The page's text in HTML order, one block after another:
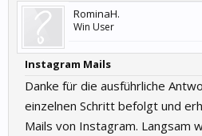
RominaH.
Win User
Instagram Mails
Danke für die ausführliche
einzelnen Schritt befolgt und
Mails von Instagram. Langsam